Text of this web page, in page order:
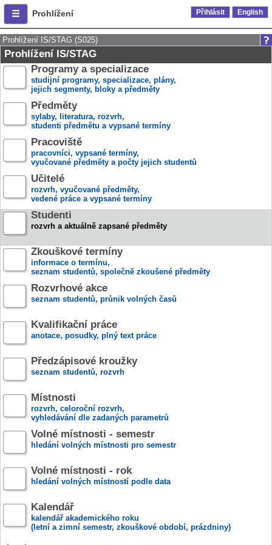
Prohlížení Přihlásit English
Prohlížení IS/STAG (S025)
Prohlížení IS/STAG
Programy a specializace
studijní programy, specializace, plány,
jejich segmenty, bloky a předměty
Předměty
sylaby, literatura, rozvrh,
studenti předmětu a vypsané termíny
Pracoviště
pracovníci, vypsané termíny,
vyučované předměty a počty jejich studentů
Učitelé
rozvrh, vyučované předměty,
vedené práce a vypsané termíny
Studenti
rozvrh a aktuálně zapsané předměty
Zkouškové termíny
informace o termínu,
seznam studentů, společně zkoušené předměty
Rozvrhové akce
seznam studentů, průnik volných časů
Kvalifikační práce
anotace, posudky, plný text práce
Předzápisové kroužky
seznam studentů, rozvrh
Místnosti
rozvrh, celoroční rozvrh,
vyhledávání dle zadaných parametrů
Volné místnosti - semestr
hledání volných místnosti pro semestr
Volné místnosti - rok
hledání volných místností podle data
Kalendář
kalendář akademického roku
(letní a zimní semestr, zkouškové období, prázdniny)